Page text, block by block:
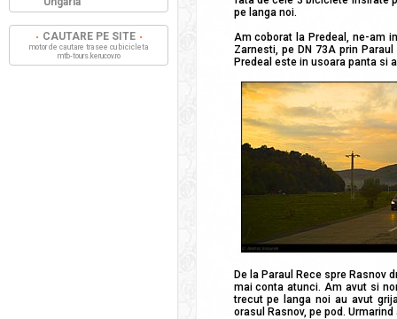
pe langa noi.
Am coborat la Predeal, ne-am
Zarnesti, pe DN 73A prin
Predeal este in usoara panta si
De la Paraul Rece spre Rasnov
mai conta atunci. Am avut si
trecut pe langa noi au avut
orasul Rasnov, pe pod. Urmarind
CAUTARE PE SITE
motor de cautare trasee cu bicicleta
mtb-tours.kerucov.ro